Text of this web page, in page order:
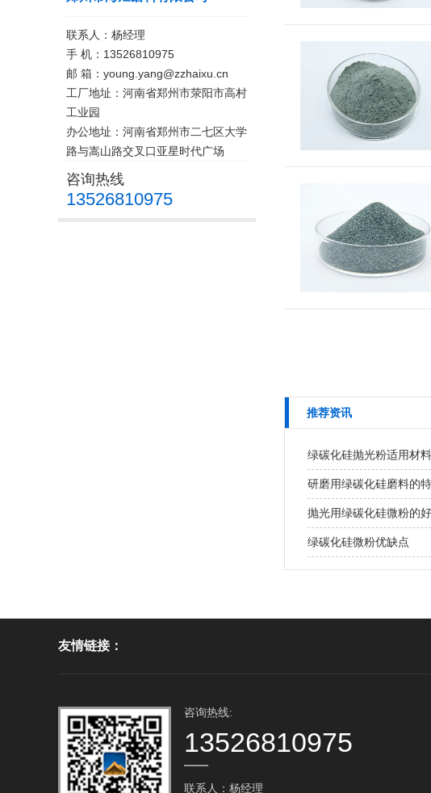
联系人：杨经理
手 机：13526810975
邮 箱：young.yang@zzhaixu.cn
工厂地址：河南省郑州市荥阳市高村
工业园
办公地址：河南省郑州市二七区大学
路与嵩山路交叉口亚星时代广场
咨询热线
13526810975
推荐资讯
绿碳化硅抛光粉适用材料
研磨用绿碳化硅磨料的
抛光用绿碳化硅微粉的
绿碳化硅微粉优缺点
友情链接：
咨询热线:
13526810975
联系人：杨经理